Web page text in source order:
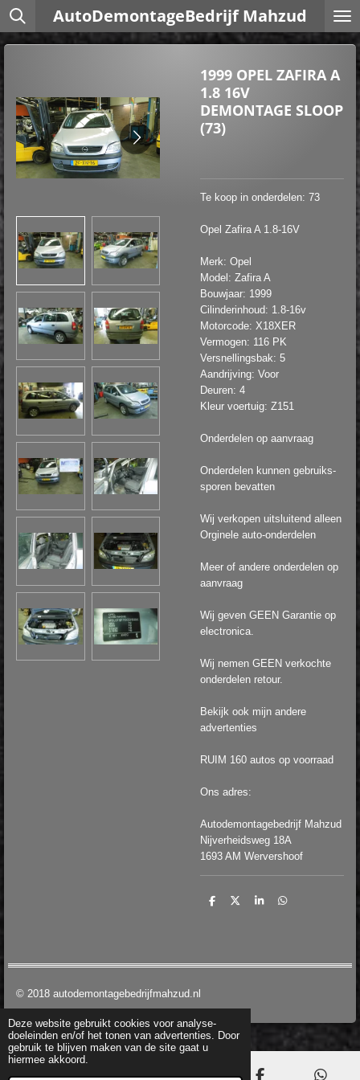
Deze website gebruikt cookies voor analyse-
doeleinden en/of het tonen van advertenties. Door
gebruik te blijven maken van de site gaat u
hiermee akkoord.
Ga
direct
naar
AutoDemontageBedrijf Mahzud
1999 OPEL ZAFIRA A
1.8 16V
DEMONTAGE SLOOP
(73)
Te koop in onderdelen: 73
Opel Zafira A 1.8-16V
Merk: Opel
Model: Zafira A
Bouwjaar: 1999
Cilinderinhoud: 1.8-16v
Motorcode: X18XER
Vermogen: 116 PK
Versnellingsbak: 5
Aandrijving: Voor
Deuren: 4
Kleur voertuig: Z151
Onderdelen op aanvraag
Onderdelen kunnen gebruiks-
sporen bevatten
Wij verkopen uitsluitend alleen
Orginele auto-onderdelen
Meer of andere onderdelen op
aanvraag
Wij geven GEEN Garantie op
electronica.
Wij nemen GEEN verkochte
onderdelen retour.
Bekijk ook mijn andere
advertenties
RUIM 160 autos op voorraad
Ons adres:
Autodemontagebedrijf Mahzud
Nijverheidsweg 18A
1693 AM Wervershoof
D
D
S
D
© 2018 autodemontagebedrijfmahzud.nl